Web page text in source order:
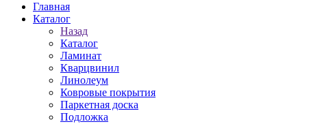
Главная
Каталог
Назад
Каталог
Ламинат
Кварцвинил
Линолеум
Ковровые покрытия
Паркетная доска
Подложка